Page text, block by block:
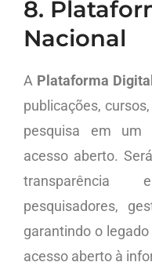
8.
Nacional
A Plataforma
publicações,
pesquisa em um
acesso aberto.
transparência
pesquisadores,
garantindo o
acesso aberto à